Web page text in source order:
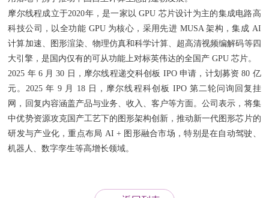
摩尔线程成立于2020年，是一家以 GPU 芯片设计为主的集成电路高
科技公司，以全功能 GPU 为核心，采用先进 MUSA 架构，集成 AI
计算加速、图形渲染、物理仿真和科学计算、超高清视频编解码等四
大引擎，是国内仅有的可从功能上对标英伟达的全国产 GPU 芯片。
2025 年 6 月 30 日，摩尔线程递交科创板 IPO 申请，计划募资 80 亿
元。2025 年 9 月 18 日，摩尔线程科创板 IPO 第二轮问询回复挂
网，回复内容涵盖产品与业务、收入、客户等方面。公司表示，将集
中优势资源攻克国产工艺下的图形架构创新，推动新一代图形芯片的
研发与产业化，重点布局 AI + 图形融合市场，特别是在自动驾驶、
机器人、数字孪生等高增长领域。